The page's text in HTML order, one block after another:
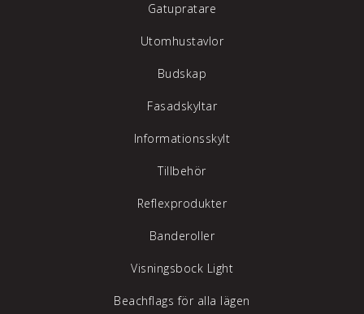
Gatupratare
Utomhustavlor
Budskap
Fasadskyltar
Informationsskylt
Tillbehör
Reflexprodukter
Banderoller
Visningsbock Light
Beachflags för alla lägen